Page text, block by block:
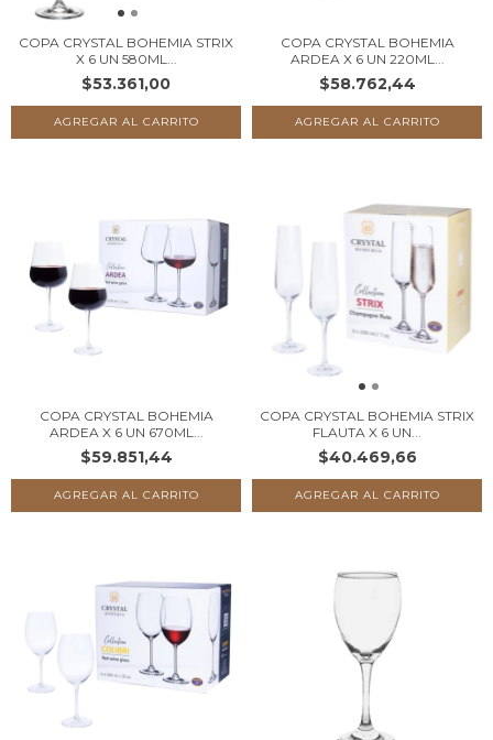
COPA CRYSTAL BOHEMIA STRIX
X 6 UN 580ML...
$53.361,00
COPA CRYSTAL BOHEMIA
ARDEA X 6 UN 220ML...
$58.762,44
COPA CRYSTAL BOHEMIA
ARDEA X 6 UN 670ML...
$59.851,44
COPA CRYSTAL BOHEMIA STRIX
FLAUTA X 6 UN...
$40.469,66